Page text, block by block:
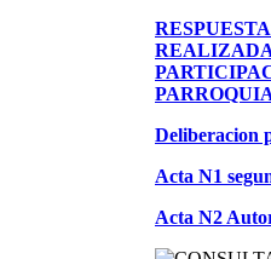
Deliberacion
Acta N1
Acta N2